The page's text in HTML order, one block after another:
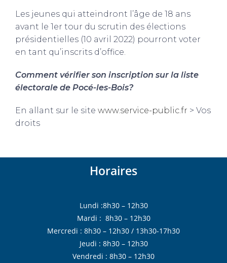
Les jeunes qui atteindront l’âge de 18 ans
avant le 1er tour du scrutin des élections
présidentielles (10 avril 2022) pourront voter
en tant qu’inscrits d’office.
Comment vérifier son inscription sur la liste
électorale de Pocé-les-Bois?
En allant sur le site www.service-public.fr > Vos
droits
Horaires
Lundi :8h30 – 12h30
Mardi : 8h30 – 12h30
Mercredi : 8h30 – 12h30 / 13h30-17h30
Jeudi : 8h30 – 12h30
Vendredi : 8h30 – 12h30